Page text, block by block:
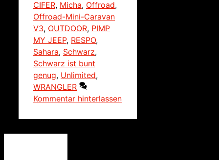
CIFER, Micha, Offroad,
Offroad-Mini-Caravan
V3, OUTDOOR, PIMP
MY JEEP, RESPO,
Sahara, Schwarz,
Schwarz ist bunt
genug, Unlimited,
WRANGLER
Kommentar hinterlassen